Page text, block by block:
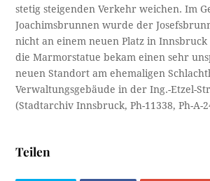
stetig steigenden Verkehr weichen. Im
Joachimsbrunnen wurde der
nicht an einem neuen Platz in
die Marmorstatue bekam einen sehr
neuen Standort am ehemaligen
Verwaltungsgebäude in der Ing.-Etzel-
(Stadtarchiv Innsbruck, Ph-11338, Ph-A-
Teilen